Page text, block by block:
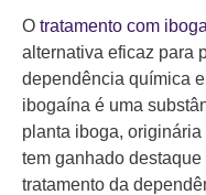
O tratamento com
alternativa eficaz para
dependência química
ibogaína é uma
planta iboga,
tem ganhado
tratamento da